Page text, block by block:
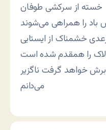
خسته از سرکشی طوفان
باد را همراهی می‌شوند
خشمناک از ایستایی
را همقدم شده است
خواهد گرفت ناگزیر
می‌دانم